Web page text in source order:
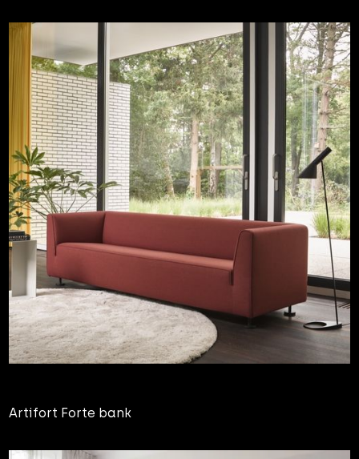
Artifort Forte bank